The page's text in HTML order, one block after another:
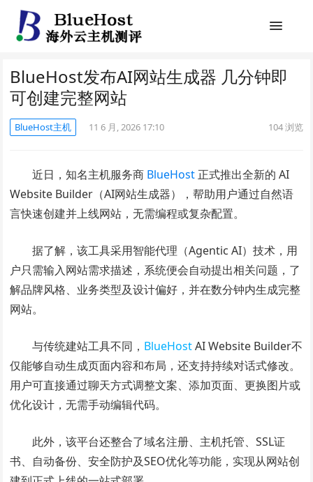
BlueHost发布AI网站生成器 几分钟即
可创建完整网站
BlueHost主机 11 6 月, 2026 17:10 104浏览
近日，知名主机服务商 BlueHost 正式推出全新的 AI
Website Builder（AI网站生成器），帮助用户通过自然语
言快速创建并上线网站，无需编程或复杂配置。
据了解，该工具采用智能代理（Agentic AI）技术，用
户只需输入网站需求描述，系统便会自动提出相关问题，了
解品牌风格、业务类型及设计偏好，并在数分钟内生成完整
网站。
与传统建站工具不同， BlueHostAI Website Builder不
仅能够自动生成页面内容和布局，还支持持续对话式修改。
用户可直接通过聊天方式调整文案、添加页面、更换图片或
优化设计，无需手动编辑代码。
此外，该平台还整合了域名注册、主机托管、SSL证
书、自动备份、安全防护及SEO优化等功能，实现从网站创